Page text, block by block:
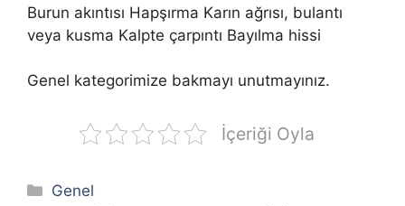
Burun akıntısı Hapşırma Karın ağrısı, bulantı
veya kusma Kalpte çarpıntı Bayılma hissi
Genel kategorimize bakmayı unutmayınız.
İçeriği Oyla
Kategoriler
Genel